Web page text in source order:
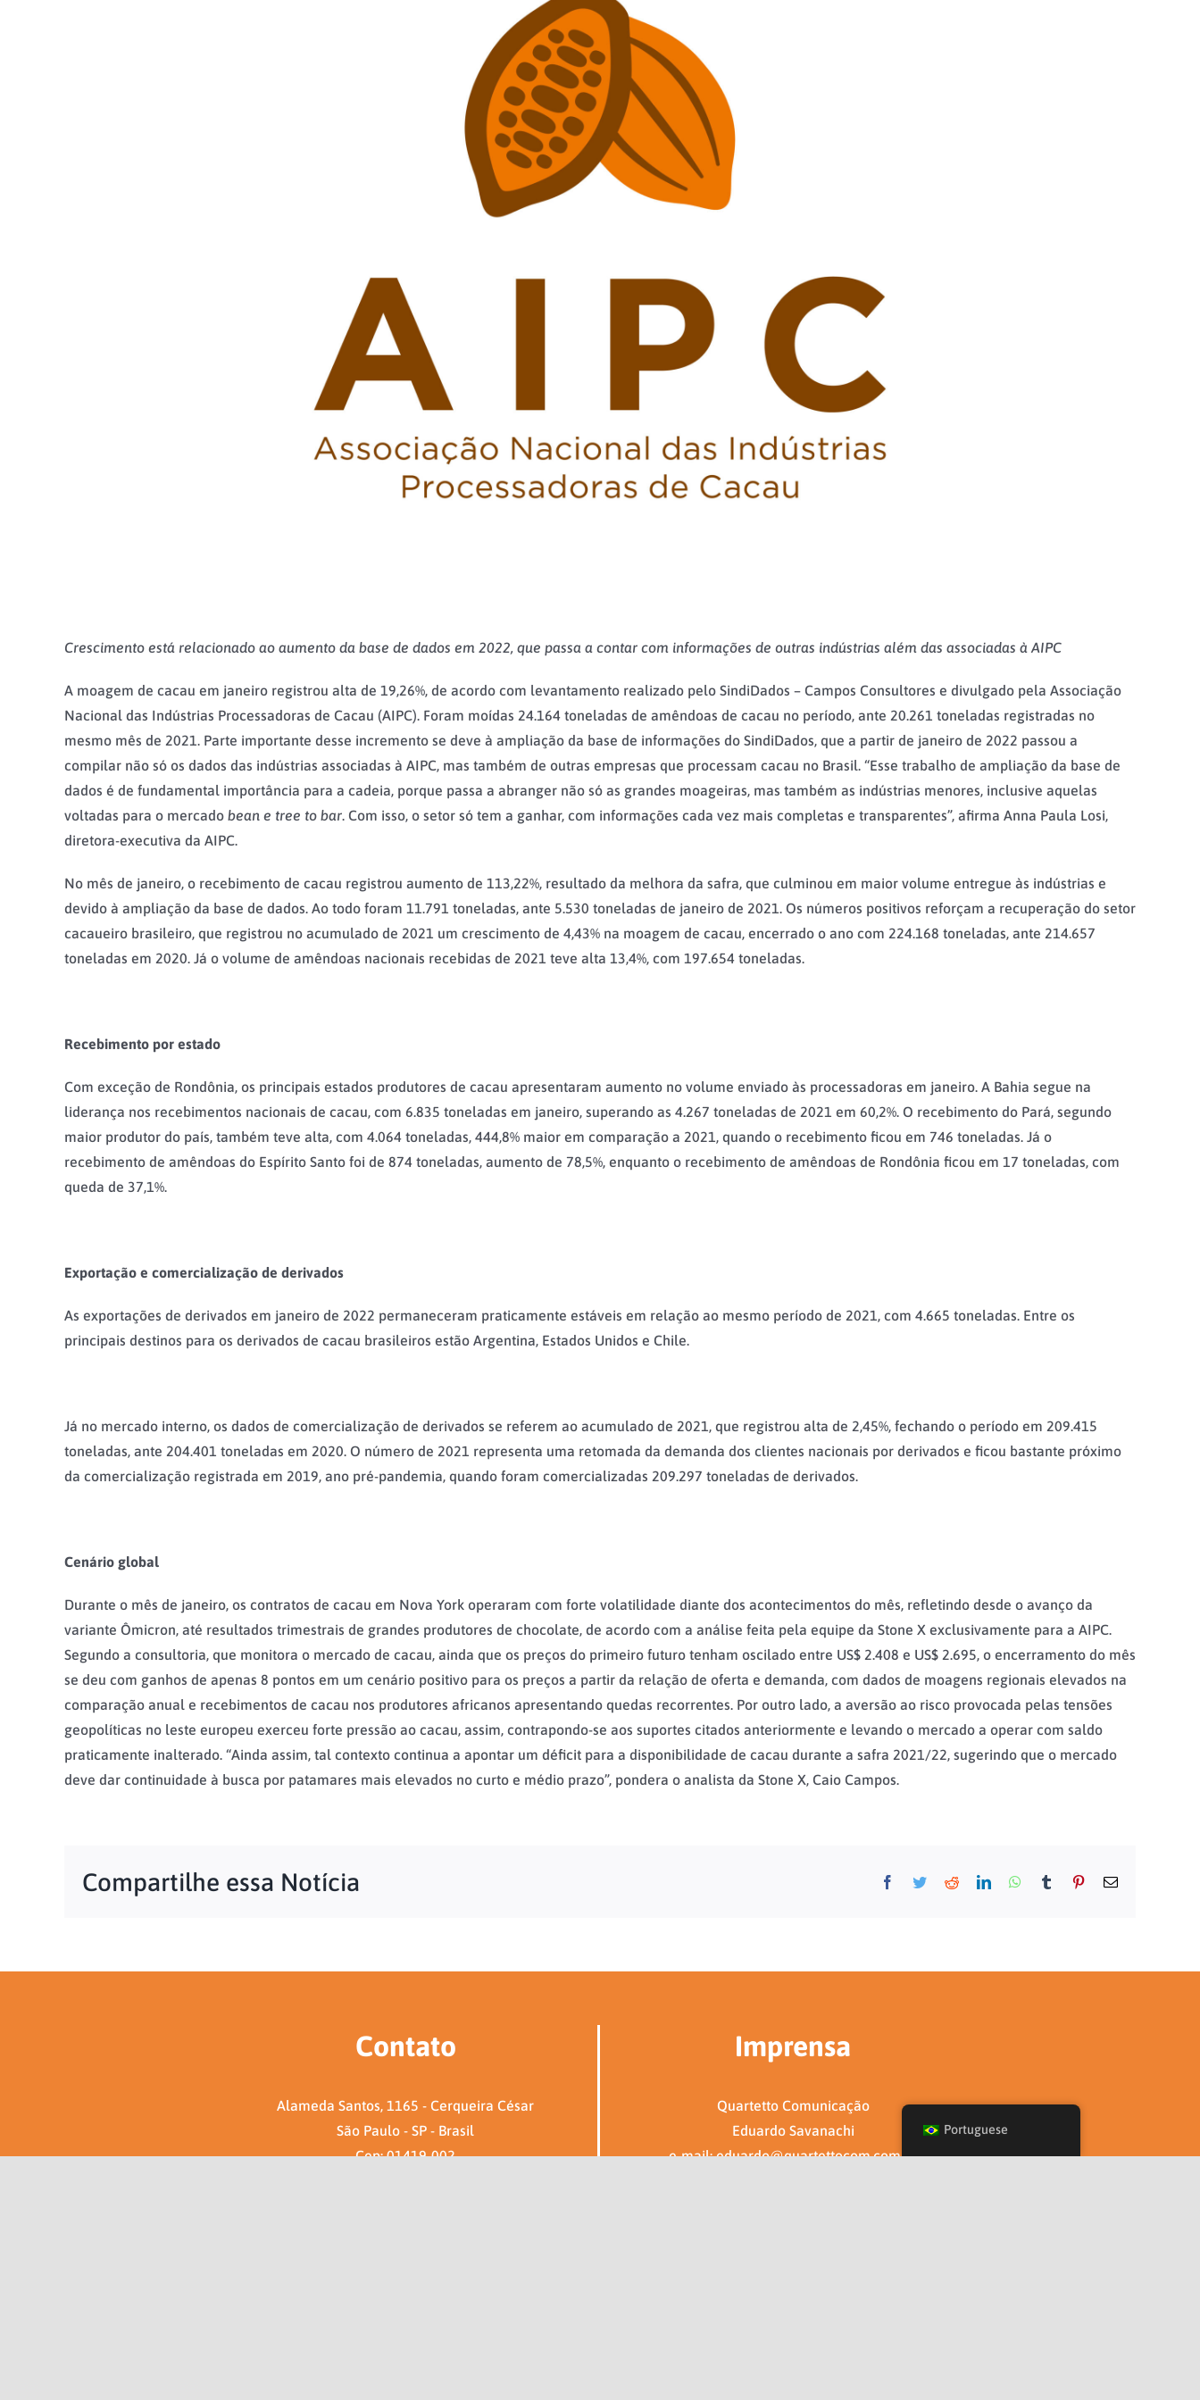
Crescimento está relacionado ao aumento da base de dados em 2022, que passa a contar com informações de outras indústrias além das associadas à AIPC
A moagem de cacau em janeiro registrou alta de 19,26%, de acordo com levantamento realizado pelo SindiDados – Campos Consultores e divulgado pela Associação
Nacional das Indústrias Processadoras de Cacau (AIPC). Foram moídas 24.164 toneladas de amêndoas de cacau no período, ante 20.261 toneladas registradas no
mesmo mês de 2021. Parte importante desse incremento se deve à ampliação da base de informações do SindiDados, que a partir de janeiro de 2022 passou a
compilar não só os dados das indústrias associadas à AIPC, mas também de outras empresas que processam cacau no Brasil. “Esse trabalho de ampliação da base de
dados é de fundamental importância para a cadeia, porque passa a abranger não só as grandes moageiras, mas também as indústrias menores, inclusive aquelas
voltadas para o mercado bean e tree to bar. Com isso, o setor só tem a ganhar, com informações cada vez mais completas e transparentes”, afirma Anna Paula Losi,
diretora-executiva da AIPC.
No mês de janeiro, o recebimento de cacau registrou aumento de 113,22%, resultado da melhora da safra, que culminou em maior volume entregue às indústrias e
devido à ampliação da base de dados. Ao todo foram 11.791 toneladas, ante 5.530 toneladas de janeiro de 2021. Os números positivos reforçam a recuperação do setor
cacaueiro brasileiro, que registrou no acumulado de 2021 um crescimento de 4,43% na moagem de cacau, encerrado o ano com 224.168 toneladas, ante 214.657
toneladas em 2020. Já o volume de amêndoas nacionais recebidas de 2021 teve alta 13,4%, com 197.654 toneladas.
Recebimento por estado
Com exceção de Rondônia, os principais estados produtores de cacau apresentaram aumento no volume enviado às processadoras em janeiro. A Bahia segue na
liderança nos recebimentos nacionais de cacau, com 6.835 toneladas em janeiro, superando as 4.267 toneladas de 2021 em 60,2%. O recebimento do Pará, segundo
maior produtor do país, também teve alta, com 4.064 toneladas, 444,8% maior em comparação a 2021, quando o recebimento ficou em 746 toneladas. Já o
recebimento de amêndoas do Espírito Santo foi de 874 toneladas, aumento de 78,5%, enquanto o recebimento de amêndoas de Rondônia ficou em 17 toneladas, com
queda de 37,1%.
Exportação e comercialização de derivados
As exportações de derivados em janeiro de 2022 permaneceram praticamente estáveis em relação ao mesmo período de 2021, com 4.665 toneladas. Entre os
principais destinos para os derivados de cacau brasileiros estão Argentina, Estados Unidos e Chile.
Já no mercado interno, os dados de comercialização de derivados se referem ao acumulado de 2021, que registrou alta de 2,45%, fechando o período em 209.415
toneladas, ante 204.401 toneladas em 2020. O número de 2021 representa uma retomada da demanda dos clientes nacionais por derivados e ficou bastante próximo
da comercialização registrada em 2019, ano pré-pandemia, quando foram comercializadas 209.297 toneladas de derivados.
Cenário global
Durante o mês de janeiro, os contratos de cacau em Nova York operaram com forte volatilidade diante dos acontecimentos do mês, refletindo desde o avanço da
variante Ômicron, até resultados trimestrais de grandes produtores de chocolate, de acordo com a análise feita pela equipe da Stone X exclusivamente para a AIPC.
Segundo a consultoria, que monitora o mercado de cacau, ainda que os preços do primeiro futuro tenham oscilado entre US$ 2.408 e US$ 2.695, o encerramento do mês
se deu com ganhos de apenas 8 pontos em um cenário positivo para os preços a partir da relação de oferta e demanda, com dados de moagens regionais elevados na
comparação anual e recebimentos de cacau nos produtores africanos apresentando quedas recorrentes. Por outro lado, a aversão ao risco provocada pelas tensões
geopolíticas no leste europeu exerceu forte pressão ao cacau, assim, contrapondo-se aos suportes citados anteriormente e levando o mercado a operar com saldo
praticamente inalterado. “Ainda assim, tal contexto continua a apontar um déficit para a disponibilidade de cacau durante a safra 2021/22, sugerindo que o mercado
deve dar continuidade à busca por patamares mais elevados no curto e médio prazo”, pondera o analista da Stone X, Caio Campos.
Compartilhe essa Notícia Facebook
TwitterRedditLinkedInWhatsApp
Tumblr Pinterest
E-
Contato
Alameda Santos, 1165 - Cerqueira César
São Paulo - SP - Brasil
Cep: 01419-002
Imprensa
Quartetto Comunicação
Eduardo Savanachi
e-mail: eduardo@quartettocom.com.br
Portuguese